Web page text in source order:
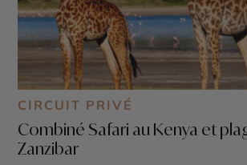
CIRCUIT PRIVÉ
Combiné Safari au Kenya et
Zanzibar